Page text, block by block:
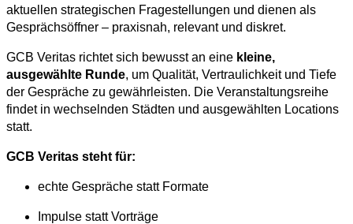
aktuellen strategischen Fragestellungen und dienen als
Gesprächsöffner – praxisnah, relevant und diskret.
GCB Veritas richtet sich bewusst an eine kleine,
ausgewählte Runde, um Qualität, Vertraulichkeit und Tiefe
der Gespräche zu gewährleisten. Die Veranstaltungsreihe
findet in wechselnden Städten und ausgewählten Locations
statt.
GCB Veritas steht für:
echte Gespräche statt Formate
Impulse statt Vorträge